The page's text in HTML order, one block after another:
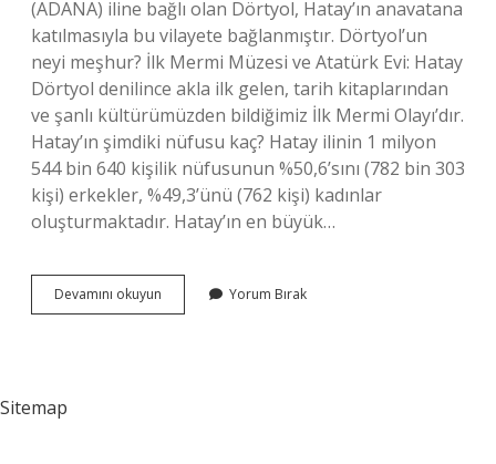
(ADANA) iline bağlı olan Dörtyol, Hatay’ın anavatana
katılmasıyla bu vilayete bağlanmıştır. Dörtyol’un
neyi meşhur? İlk Mermi Müzesi ve Atatürk Evi: Hatay
Dörtyol denilince akla ilk gelen, tarih kitaplarından
ve şanlı kültürümüzden bildiğimiz İlk Mermi Olayı’dır.
Hatay’ın şimdiki nüfusu kaç? Hatay ilinin 1 milyon
544 bin 640 kişilik nüfusunun %50,6’sını (782 bin 303
kişi) erkekler, %49,3’ünü (762 kişi) kadınlar
oluşturmaktadır. Hatay’ın en büyük…
Devamını okuyun
Dörtyol
Yorum Bırak
Sitemap